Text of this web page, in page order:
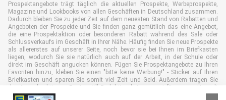
Prospektangebote trägt täglich die aktuellen Prospekte, Werbeprospekte,
Magazine und Lookbooks von allen Geschäften in Deutschland zusammen.
Dadurch bleiben Sie zu jeder Zeit auf dem neuesten Stand von Rabatten und
Angeboten der Prospekte und Sie finden ganz gemütlich das eine Angebot,
die eine Prospektaktion oder besonderen Rabatt während des Sale oder
Schlussverkaufs im Geschäft in Ihrer Nähe. Häufig finden Sie neue Prospekte
als allererstes auf unserer Seite, noch bevor sie bei Ihnen im Briefkasten
liegen, wodurch Sie sie natürlich auch auf der Arbeit, in der Schule oder
direkt im Geschäft angucken können. Fügen Sie Prospektangebote zu Ihren
Favoriten hinzu, kleben Sie einen "bitte keine Werbung!" - Sticker auf Ihren
Briefkasten und sparen Sie somit viel Zeit und Geld. Außerdem tragen Sie
damit auch aktiv zur Papiermüll Reduktion bei, was gut für unsere Umwelt
ist.